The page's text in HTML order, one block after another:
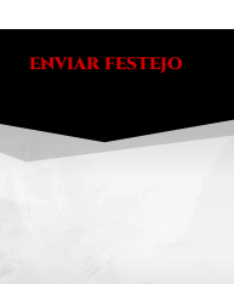
ENVIAR FESTEJO